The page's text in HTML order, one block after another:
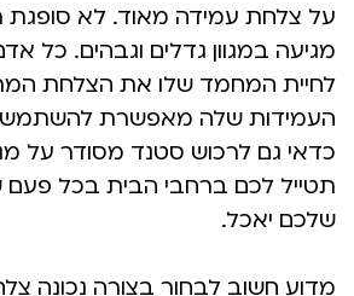
על צלחת עמידה מאוד. לא סופגת
מגיעה במגוון גדלים וגבהים. כל
לחיית המחמד שלו את הצלחת
העמידות שלה מאפשרת להשתמש
כדאי גם לרכוש סטנד מסודר על
תטייל לכם ברחבי הבית בכל
שלכם יאכל.
מדוע חשוב לבחור בצורה נכונה